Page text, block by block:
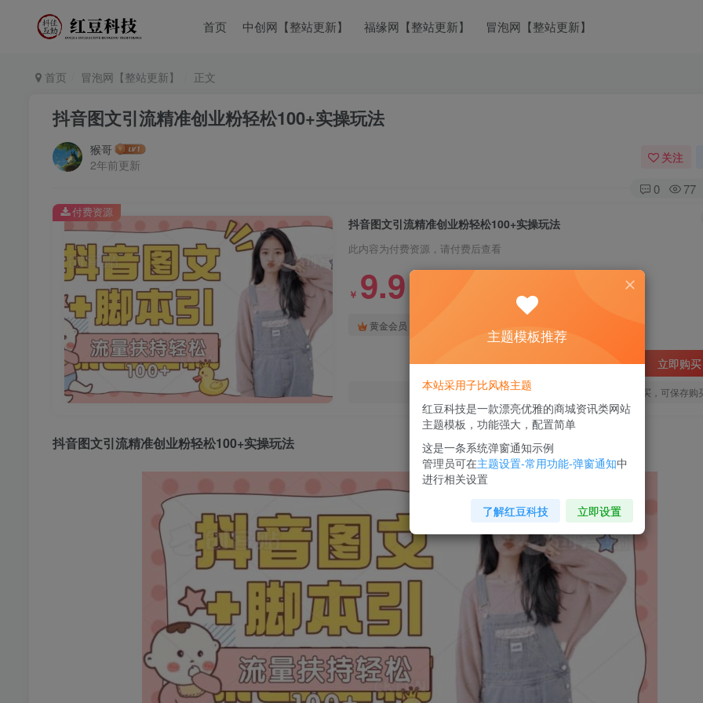
首页 中创网【整站更新】 福缘网【整站更新】 冒泡网【整站更新】
首页 冒泡网【整站更新】 正文
抖音图文引流精准创业粉轻松100+实操玩法
猴哥
2年前更新
关注
0 77
抖音图文引流精准创业粉轻松100+实操玩法
此内容为付费资源，请付费后查看
￥ 9.9
黄金会员
立即购买
您当前未登录！建议登陆后购买，可保存购
付费资源
抖音图文引流精准创业粉轻松100+实操玩法
主题模板推荐
本站采用子比风格主题
红豆科技是一款漂亮优雅的商城资讯类网站
主题模板，功能强大，配置简单
这是一条系统弹窗通知示例
管理员可在主题设置-常用功能-弹窗通知中
进行相关设置
了解红豆科技 立即设置